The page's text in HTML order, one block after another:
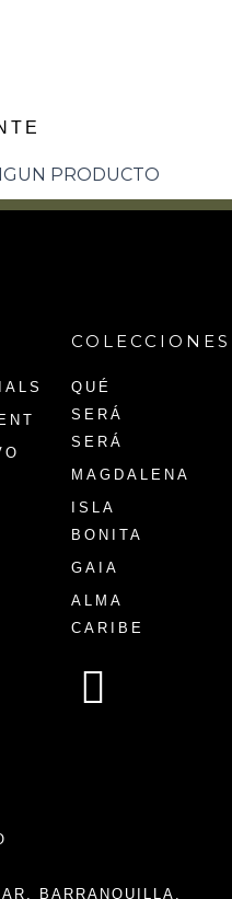
PRODUCTO
COLECCIONES
QUÉ
SERÁ
SERÁ
MAGDALENA
ISLA
BONITA
GAIA
ALMA
CARIBE
BARRANQUILLA,